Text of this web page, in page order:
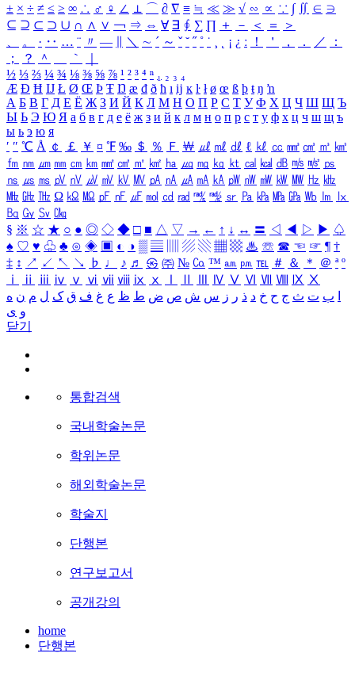
± × ÷ ≠ ≤ ≥ ∞ ∴ ♂ ♀ ∠ ⊥ ⌒ ∂ ∇ ≡ ≒ ≪ ≫ √ ∽ ∝ ∵ ∫ ∬ ∈ ∋
⊆ ⊇ ⊂ ⊃ ∪ ∩ ∧ ∨ ￢ ⇒ ⇔ ∀ ∃ ∮ ∑ ∏ ＋ － ＜ ＝
＞
、
。 · ‥ … ¨ 〃 ― ＼ ∼ ´ ～ ˇ ˘ ˝ ˚ ˙ ¸ ¡ ¿ ː ！ ＇ ， ． ／
：
；
？ ＾ ｀
½ ⅓ ⅔ ¼ ¾ ⅛ ⅜ ⅝ ⅞ ¹ ² ³ ⁴ ⁿ ₁ ₂ ₃ ₄
Æ Ð Ħ Ĳ Ł Ø Œ Þ Ŧ Ŋ æ đ ð ħ ı ĳ ĸ ŀ ł ø œ ß þ ŧ ŋ ŉ
А Б В Г Д Е Ё Ж З И Й К Л М Н О П Р С Т У Ф Х Ц Ч Ш Щ Ъ
Ы Ь Э Ю Я а б в г д е ё ж з и й к л м н о п р с т у ф х ц ч ш щ ъ
ы ь э ю я
′ ″ ℃ Å ￠ ￡ ￥ ¤ ℉ ‰ ＄ ％ Ｆ ￦ ㎕ ㎖ ㎗ ℓ ㎘ ㏄ ㎣ ㎤ ㎥ ㎦
㎙ ㎚ ㎛ ㎜ ㎝ ㎞ ㎟ ㎠ ㎡ ㎢ ㏊ ㎍ ㎎ ㎏ ㏏ ㎈ ㎉ ㏈ ㎧ ㎨ ㎰
㎱ ㎲ ㎳ ㎴ ㎵ ㎶ ㎷ ㎸ ㎹ ㎀ ㎁ ㎂ ㎃ ㎄ ㎺ ㎻ ㎽ ㎾ ㎿ ㎐ ㎑
㎒ ㎓ ㎔ Ω ㏀ ㏁ ㎊ ㎋ ㎌ ㏖ ㏅ ㎭ ㎮ ㎯ ㏛ ㎩ ㎪ ㎫ ㎬ ㏝ ㏐
㏓
㏃ ㏉ ㏜ ㏆
§ ※ ☆ ★ ○ ● ◎ ◇ ◆ □ ■ △ ▽ → ← ↑ ↓ ↔ 〓 ◁ ◀ ▷ ▶ ♤
♠ ♡ ♥ ♧ ♣ ⊙ ◈ ▣ ◐ ◑ ▒ ▤ ▨ ▧ ▦ ▩ ♨ ☏ ☎ ☜ ☞ ¶ †
‡ ↕ ↗ ↙ ↖ ↘ ♭ ♩ ♪ ♬ ㉿ ㈜ № ㏇ ™ ㏂ ㏘ ℡ ＃ ＆ ＊ ＠ ª º
ⅰ
ⅱ ⅲ ⅳ ⅴ ⅵ ⅶ ⅷ ⅸ ⅹ Ⅳ Ⅴ Ⅵ Ⅶ Ⅷ Ⅸ Ⅹ
ب ت ث ج ح خ د ذ ر ز س ش ص ض ط ظ ع غ ف ق ک ل م ن ه
و ی
닫기
통합검색
국내학술논문
학위논문
해외학술논문
학술지
단행본
연구보고서
공개강의
home
단행본